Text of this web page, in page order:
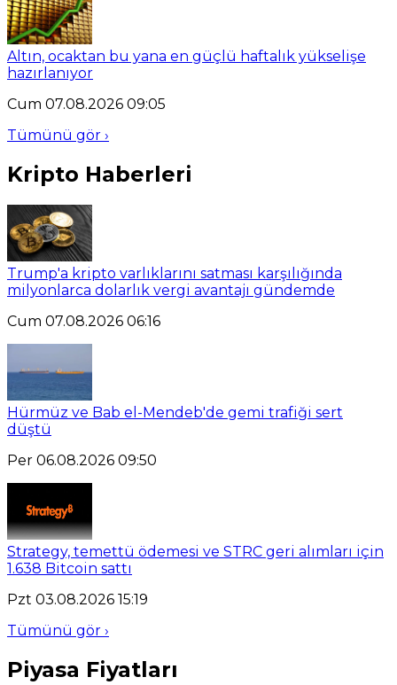
Altın, ocaktan bu yana en güçlü haftalık yükselişe
hazırlanıyor
Cum 07.08.2026 09:05
Tümünü gör ›
Kripto Haberleri
Trump'a kripto varlıklarını satması karşılığında
milyonlarca dolarlık vergi avantajı gündemde
Cum 07.08.2026 06:16
Hürmüz ve Bab el-Mendeb'de gemi trafiği sert
düştü
Per 06.08.2026 09:50
Strategy, temettü ödemesi ve STRC geri alımları için
1.638 Bitcoin sattı
Pzt 03.08.2026 15:19
Tümünü gör ›
Piyasa Fiyatları